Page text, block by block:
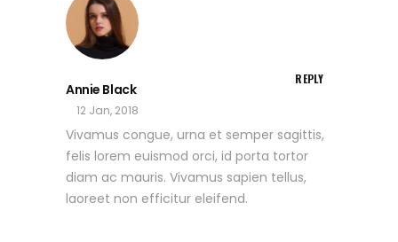
REPLY
Annie Black
12 Jan, 2018
Vivamus congue, urna et semper sagittis,
felis lorem euismod orci, id porta tortor
diam ac mauris. Vivamus sapien tellus,
laoreet non efficitur eleifend.